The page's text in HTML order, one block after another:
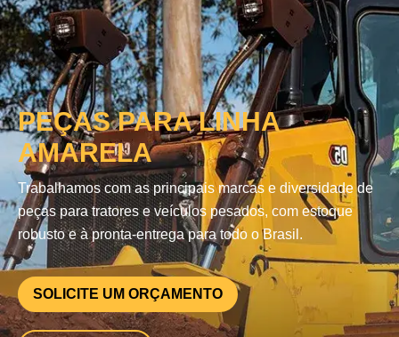
PEÇAS PARA LINHA
AMARELA
Trabalhamos com as principais marcas e diversidade de
peças para tratores e veículos pesados, com estoque
robusto e à pronta-entrega para todo o Brasil.
SOLICITE UM ORÇAMENTO